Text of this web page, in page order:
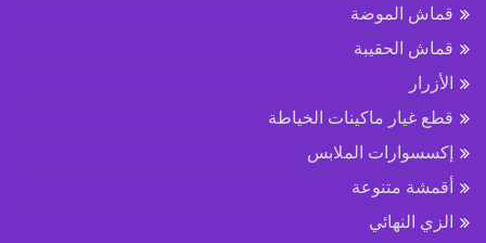
قماش الموضة
قماش الحقيبة
الأزرار
قطع غيار ماكينات الخياطة
إكسسوارات الملابس
أقمشة متنوعة
الزي النهائي